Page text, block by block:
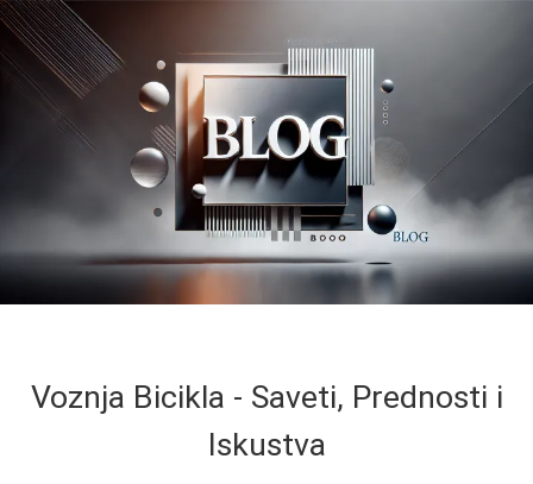
Voznja Bicikla - Saveti, Prednosti i
Iskustva